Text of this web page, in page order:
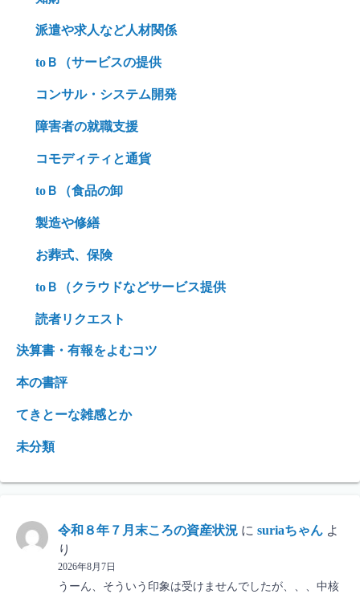
派遣や求人など人材関係
toＢ（サービスの提供
コンサル・システム開発
障害者の就職支援
コモディティと通貨
toＢ（食品の卸
製造や修繕
お葬式、保険
toＢ（クラウドなどサービス提供
読者リクエスト
決算書・有報をよむコツ
本の書評
てきとーな雑感とか
未分類
令和８年７月末ころの資産状況 に suriaちゃん よ
り
2026年8月7日
うーん、そういう印象は受けませんでしたが、、、中核